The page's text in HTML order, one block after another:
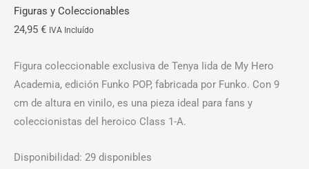
Figuras y Coleccionables
24,95 € IVA Incluído
Figura coleccionable exclusiva de Tenya Iida de My Hero
Academia, edición Funko POP, fabricada por Funko. Con 9
cm de altura en vinilo, es una pieza ideal para fans y
coleccionistas del heroico Class 1-A.
Disponibilidad: 29 disponibles